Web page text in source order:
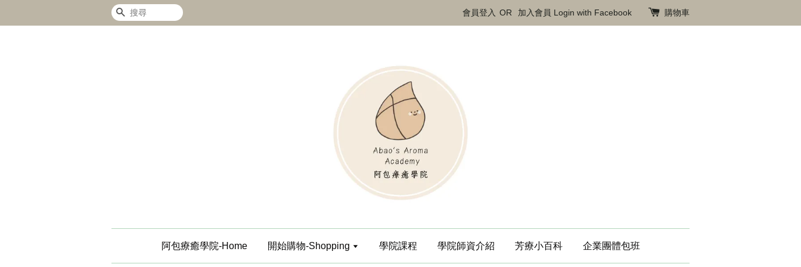
搜尋 會員登入 OR 加入會員 Login with Facebook 購物車
阿包療癒學院-Home 開始購物-Shopping 學院課程 學院師資介紹 芳療小百科 企業團體包班